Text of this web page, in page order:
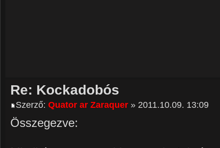
Re: Kockadobós
Szerző: Quator ar Zaraquer » 2011.10.09. 13:09
Összegezve: